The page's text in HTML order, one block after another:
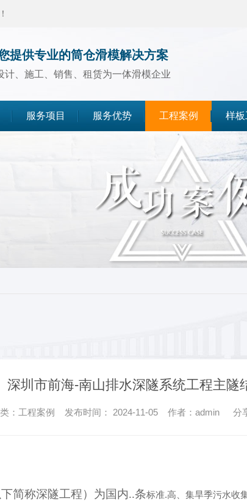
提供专业的筒仓滑模解决方案
计、施工、销售、租赁为一体滑模企业
服务项目
煤仓滑模
水泥仓滑模
灰库滑模
服务优势 工程案例 样板
深圳市前海-南山排水深隧系统工程主隧
类：工程案例 发布时间： 2024-11-05 作者：admin 分
简称深隧工程）为国内..条标准.高、 集旱季污水收